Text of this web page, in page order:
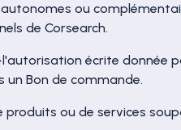
ou
de Corsearch.
l'autorisation écrite donnée
un Bon de commande.
produits ou de services